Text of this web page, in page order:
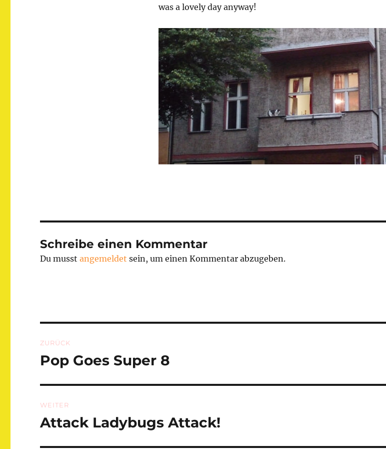
was a lovely day anyway!
Schreibe einen Kommentar
Du musstangemeldet sein, um einen Kommentar abzugeben.
ZURÜCK
Vorheriger
Pop Goes Super 8
WEITER
Nächster
Attack Ladybugs Attack!